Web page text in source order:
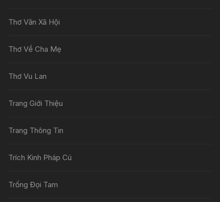
Thơ Văn Xã Hội
Thơ Về Cha Mẹ
Thơ Vu Lan
Trang Giới Thiệu
Trang Thông Tin
Trích Kinh Pháp Cú
Trống Đọi Tam